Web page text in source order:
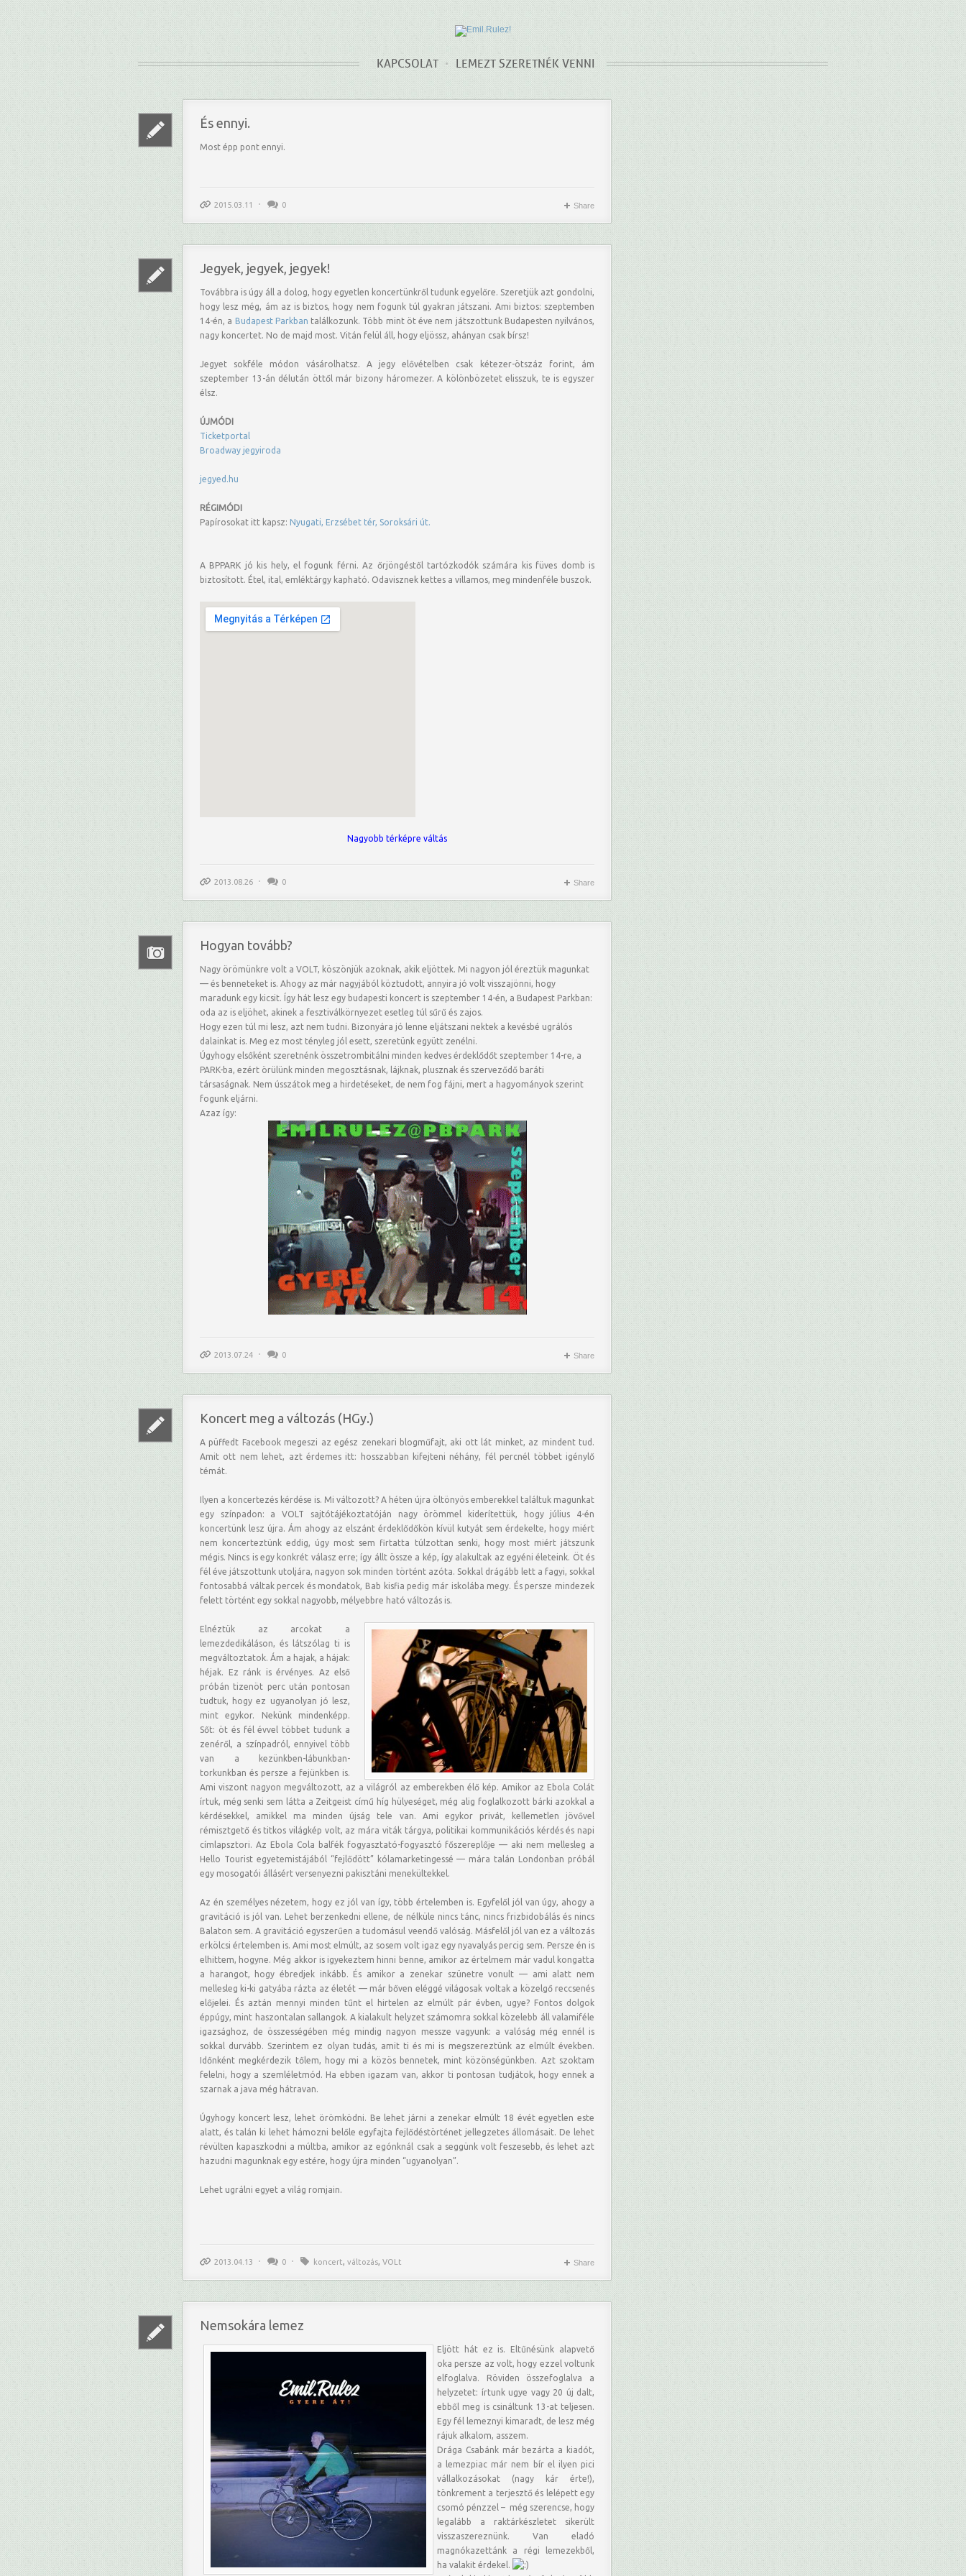
KAPCSOLAT LEMEZT SZERETNÉK VENNI
És ennyi.
Most épp pont ennyi.
2015.03.11 0 Share
Jegyek, jegyek, jegyek!
Továbbra is úgy áll a dolog, hogy egyetlen koncertünkről tudunk egyelőre. Szeretjük azt gondolni,
hogy lesz még, ám az is biztos, hogy nem fogunk túl gyakran játszani. Ami biztos: szeptemben
14-én, a Budapest Parkban találkozunk. Több mint öt éve nem játszottunk Budapesten nyilvános,
nagy koncertet. No de majd most. Vitán felül áll, hogy eljössz, ahányan csak bírsz!
Jegyet sokféle módon vásárolhatsz. A jegy elővételben csak kétezer-ötszáz forint, ám
szeptember 13-án délután öttől már bizony háromezer. A kölönbözetet elisszuk, te is egyszer
élsz.
ÚJMÓDI
Ticketportal
Broadway jegyiroda
jegyed.hu
RÉGIMÓDI
Papírosokat itt kapsz: Nyugati, Erzsébet tér, Soroksári út.
A BPPARK jó kis hely, el fogunk férni. Az őrjöngéstől tartózkodók számára kis füves domb is
biztosított. Étel, ital, emléktárgy kapható. Odavisznek kettes a villamos, meg mindenféle buszok.
Nagyobb térképre váltás
2013.08.26 0 Share
Hogyan tovább?
Nagy örömünkre volt a VOLT, köszönjük azoknak, akik eljöttek. Mi nagyon jól éreztük magunkat
— és benneteket is. Ahogy az már nagyjából köztudott, annyira jó volt visszajönni, hogy
maradunk egy kicsit. Így hát lesz egy budapesti koncert is szeptember 14-én, a Budapest Parkban:
oda az is eljöhet, akinek a fesztiválkörnyezet esetleg túl sűrű és zajos.
Hogy ezen túl mi lesz, azt nem tudni. Bizonyára jó lenne eljátszani nektek a kevésbé ugrálós
dalainkat is. Meg ez most tényleg jól esett, szeretünk együtt zenélni.
Úgyhogy elsőként szeretnénk összetrombitálni minden kedves érdeklődőt szeptember 14-re, a
PARK-ba, ezért örülünk minden megosztásnak, lájknak, plusznak és szerveződő baráti
társaságnak. Nem ússzátok meg a hirdetéseket, de nem fog fájni, mert a hagyományok szerint
fogunk eljárni.
Azaz így:
2013.07.24 0 Share
Koncert meg a változás (HGy.)
A püffedt Facebook megeszi az egész zenekari blogműfajt, aki ott lát minket, az mindent tud.
Amit ott nem lehet, azt érdemes itt: hosszabban kifejteni néhány, fél percnél többet igénylő
témát.
Ilyen a koncertezés kérdése is. Mi változott? A héten újra öltönyös emberekkel találtuk magunkat
egy színpadon: a VOLT sajtótájékoztatóján nagy örömmel kiderítettük, hogy július 4-én
koncertünk lesz újra. Ám ahogy az elszánt érdeklődőkön kívül kutyát sem érdekelte, hogy miért
nem koncerteztünk eddig, úgy most sem firtatta túlzottan senki, hogy most miért játszunk
mégis. Nincs is egy konkrét válasz erre; így állt össze a kép, így alakultak az egyéni életeink. Öt és
fél éve játszottunk utoljára, nagyon sok minden történt azóta. Sokkal drágább lett a fagyi, sokkal
fontosabbá váltak percek és mondatok, Bab kisfia pedig már iskolába megy. És persze mindezek
felett történt egy sokkal nagyobb, mélyebbre ható változás is.
Elnéztük az arcokat a
lemezdedikáláson, és látszólag ti is
megváltoztatok. Ám a hajak, a hájak:
héjak. Ez ránk is érvényes. Az első
próbán tizenöt perc után pontosan
tudtuk, hogy ez ugyanolyan jó lesz,
mint egykor. Nekünk mindenképp.
Sőt: öt és fél évvel többet tudunk a
zenéről, a színpadról, ennyivel több
van a kezünkben-lábunkban-
torkunkban és persze a fejünkben is.
Ami viszont nagyon megváltozott, az a világról az emberekben élő kép. Amikor az Ebola Colát
írtuk, még senki sem látta a Zeitgeist című híg hülyeséget, még alig foglalkozott bárki azokkal a
kérdésekkel, amikkel ma minden újság tele van. Ami egykor privát, kellemetlen jövővel
rémisztgető és titkos világkép volt, az mára viták tárgya, politikai kommunikációs kérdés és napi
címlapsztori. Az Ebola Cola balfék fogyasztató-fogyasztó főszereplője — aki nem mellesleg a
Hello Tourist egyetemistájából “fejlődött” kólamarketingessé — mára talán Londonban próbál
egy mosogatói állásért versenyezni pakisztáni menekültekkel.
Az én személyes nézetem, hogy ez jól van így, több értelemben is. Egyfelől jól van úgy, ahogy a
gravitáció is jól van. Lehet berzenkedni ellene, de nélküle nincs tánc, nincs frizbidobálás és nincs
Balaton sem. A gravitáció egyszerűen a tudomásul veendő valóság. Másfelől jól van ez a változás
erkölcsi értelemben is. Ami most elmúlt, az sosem volt igaz egy nyavalyás percig sem. Persze én is
elhittem, hogyne. Még akkor is igyekeztem hinni benne, amikor az értelmem már vadul kongatta
a harangot, hogy ébredjek inkább. És amikor a zenekar szünetre vonult — ami alatt nem
mellesleg ki-ki gatyába rázta az életét — már bőven eléggé világosak voltak a közelgő reccsenés
előjelei. És aztán mennyi minden tűnt el hirtelen az elmúlt pár évben, ugye? Fontos dolgok
éppúgy, mint haszontalan sallangok. A kialakult helyzet számomra sokkal közelebb áll valamiféle
igazsághoz, de összességében még mindig nagyon messze vagyunk: a valóság még ennél is
sokkal durvább. Szerintem ez olyan tudás, amit ti és mi is megszereztünk az elmúlt években.
Időnként megkérdezik tőlem, hogy mi a közös bennetek, mint közönségünkben. Azt szoktam
felelni, hogy a szemléletmód. Ha ebben igazam van, akkor ti pontosan tudjátok, hogy ennek a
szarnak a java még hátravan.
Úgyhogy koncert lesz, lehet örömködni. Be lehet járni a zenekar elmúlt 18 évét egyetlen este
alatt, és talán ki lehet hámozni belőle egyfajta fejlődéstörténet jellegzetes állomásait. De lehet
révülten kapaszkodni a múltba, amikor az egónknál csak a seggünk volt feszesebb, és lehet azt
hazudni magunknak egy estére, hogy újra minden “ugyanolyan”.
Lehet ugrálni egyet a világ romjain.
2013.04.13 0 koncert, változás, VOLt Share
Nemsokára lemez
Eljött hát ez is. Eltűnésünk alapvető
oka persze az volt, hogy ezzel voltunk
elfoglalva. Röviden összefoglalva a
helyzetet: írtunk ugye vagy 20 új dalt,
ebből meg is csináltunk 13-at teljesen.
Egy fél lemeznyi kimaradt, de lesz még
rájuk alkalom, asszem.
Drága Csabánk már bezárta a kiadót,
a lemezpiac már nem bír el ilyen pici
vállalkozásokat (nagy kár érte!),
tönkrement a terjesztő és lelépett egy
csomó pénzzel – még szerencse, hogy
legalább a raktárkészletet sikerült
visszaszereznünk. Van eladó
magnókazettánk a régi lemezekből,
ha valakit érdekel.